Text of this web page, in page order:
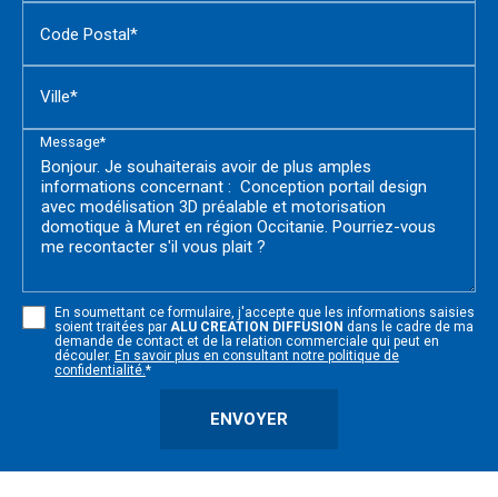
Code Postal*
Ville*
Message*
En soumettant ce formulaire, j'accepte que les informations saisies
soient traitées par ALU CREATION DIFFUSION dans le cadre de ma
demande de contact et de la relation commerciale qui peut en
découler. En savoir plus en consultant notre politique de
confidentialité. *